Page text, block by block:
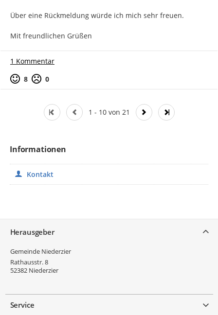
Über eine Rückmeldung würde ich mich sehr freuen.
Mit freundlichen Grüßen
1 Kommentar
Positive Bewertung
8 Negative Bewertung
0
1 - 10 von 21
Informationen
Kontakt
Herausgeber
Gemeinde Niederzier
Rathausstr. 8
52382 Niederzier
Service